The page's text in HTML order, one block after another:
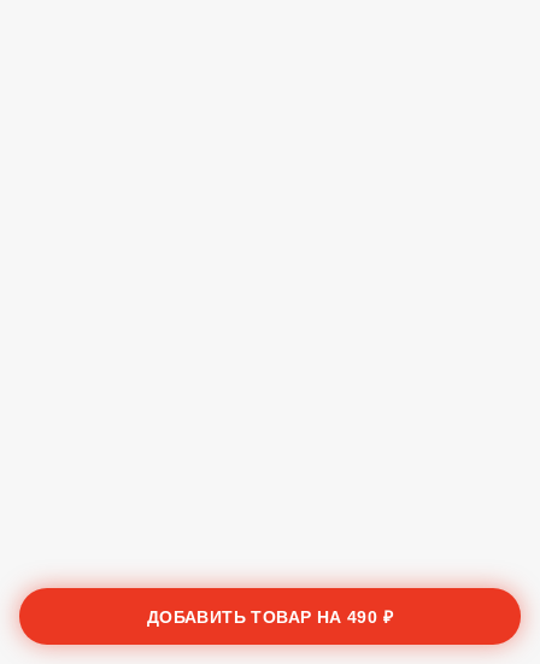
ДОБАВИТЬ ТОВАР НА490 ₽